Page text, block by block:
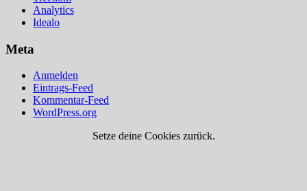
Analytics
Idealo
Meta
Anmelden
Eintrags-Feed
Kommentar-Feed
WordPress.org
Setze deine Cookies zurück.